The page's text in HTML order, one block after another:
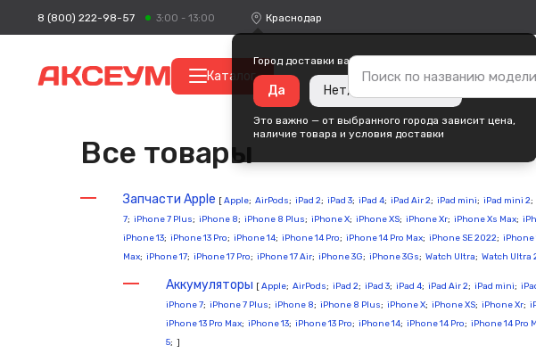
8 (800) 222-98-57 3:00 - 13:00 Краснодар
Город доставки ваших покупок —
Да Нет, изменить город
Это важно — от выбранного города зависит цена,
наличие товара и условия доставки
Каталог
Все товары
Запчасти Apple [Apple; AirPods; iPad 2; iPad 3; iPad 4; iPad Air 2; iPad mini; iPad mini 2;
7; iPhone 7 Plus; iPhone 8; iPhone 8 Plus; iPhone X; iPhone XS; iPhone Xr; iPhone Xs Max;
iPhone 13; iPhone 13 Pro; iPhone 14; iPhone 14 Pro; iPhone 14 Pro Max; iPhone SE 2022; iPhone
Max; iPhone 17; iPhone 17 Pro; iPhone 17 Air; iPhone 3G; iPhone 3Gs; Watch Ultra; Watch Ultra
Аккумуляторы [Apple; AirPods; iPad 2; iPad 3; iPad 4; iPad Air 2; iPad mini;
iPhone 7; iPhone 7 Plus; iPhone 8; iPhone 8 Plus; iPhone X; iPhone XS; iPhone Xr;
iPhone 13 Pro Max; iPhone 13; iPhone 13 Pro; iPhone 14; iPhone 14 Pro; iPhone 14 Pro
5; ]